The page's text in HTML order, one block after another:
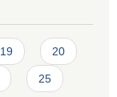
19 20
25